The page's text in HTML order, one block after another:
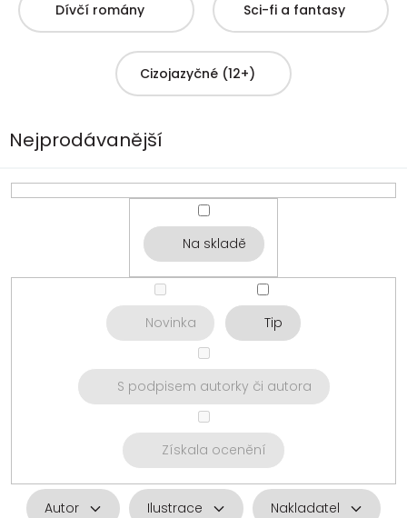
Dívčí romány Sci-fi a fantasy
Cizojazyčné (12+)
Nejprodávanější
Na skladě
Novinka Tip
S podpisem autorky či autora
Získala ocenění
Autor Ilustrace Nakladatel